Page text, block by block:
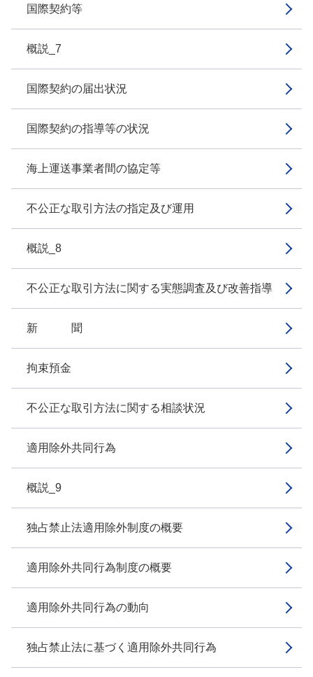
国際契約等
概説_7
国際契約の届出状況
国際契約の指導等の状況
海上運送事業者間の協定等
不公正な取引方法の指定及び運用
概説_8
不公正な取引方法に関する実態調査及び改善指導
新 聞
拘束預金
不公正な取引方法に関する相談状況
適用除外共同行為
概説_9
独占禁止法適用除外制度の概要
適用除外共同行為制度の概要
適用除外共同行為の動向
独占禁止法に基づく適用除外共同行為